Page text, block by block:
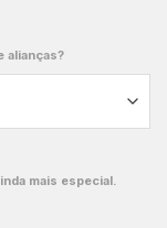
alianças?
mais especial.